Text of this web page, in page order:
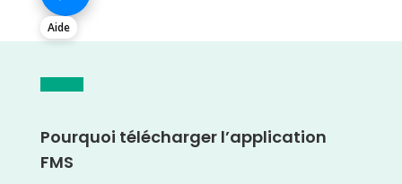
Aide
Pourquoi télécharger l’application
FMS